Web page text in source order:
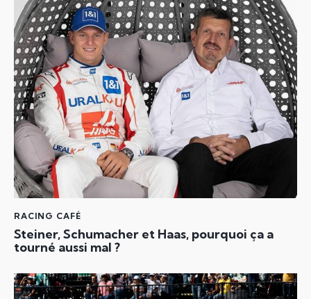
RACING CAFÉ
Steiner, Schumacher et Haas, pourquoi ça a
tourné aussi mal ?